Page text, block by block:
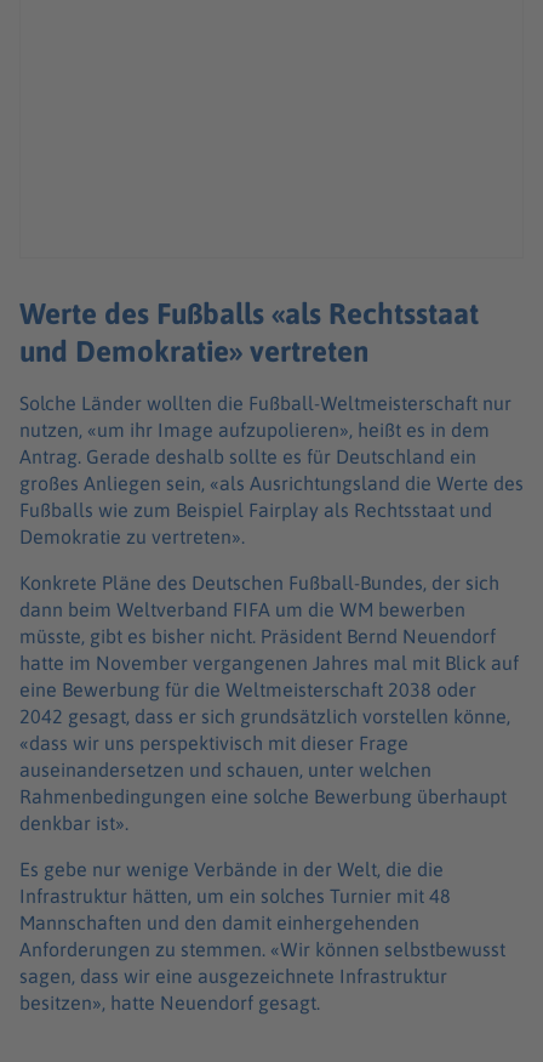
Werte des Fußballs «als Rechtsstaat
und Demokratie» vertreten
Solche Länder wollten die Fußball-Weltmeisterschaft nur
nutzen, «um ihr Image aufzupolieren», heißt es in dem
Antrag. Gerade deshalb sollte es für Deutschland ein
großes Anliegen sein, «als Ausrichtungsland die Werte des
Fußballs wie zum Beispiel Fairplay als Rechtsstaat und
Demokratie zu vertreten».
Konkrete Pläne des Deutschen Fußball-Bundes, der sich
dann beim Weltverband FIFA um die WM bewerben
müsste, gibt es bisher nicht. Präsident Bernd Neuendorf
hatte im November vergangenen Jahres mal mit Blick auf
eine Bewerbung für die Weltmeisterschaft 2038 oder
2042 gesagt, dass er sich grundsätzlich vorstellen könne,
«dass wir uns perspektivisch mit dieser Frage
auseinandersetzen und schauen, unter welchen
Rahmenbedingungen eine solche Bewerbung überhaupt
denkbar ist».
Es gebe nur wenige Verbände in der Welt, die die
Infrastruktur hätten, um ein solches Turnier mit 48
Mannschaften und den damit einhergehenden
Anforderungen zu stemmen. «Wir können selbstbewusst
sagen, dass wir eine ausgezeichnete Infrastruktur
besitzen», hatte Neuendorf gesagt.